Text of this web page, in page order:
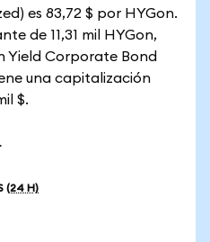
es 83,72 $ por HYGon.
de 11,31 mil HYGon,
Yield Corporate Bond
una capitalización
$.
(24 H)